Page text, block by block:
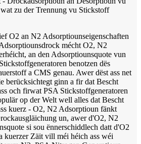
zu der Trennung vu Stickstoff
O2 an N2 Adsorptiounseigenschaften
mécht O2, N2
an den Adsorptiounsquote vun
benotzen dës
a CMS genau. Awer dëst ass net
berücksichtegt ginn a fir dat Bescht
och firwat PSA Stickstoffgeneratoren
op der Welt well alles dat Bescht
kuerz - O2, N2 Adsorptioun fänkt
un, awer d'O2, N2
si sou ënnerschiddlech datt d'O2
kuerzer Zäit vill méi héich ass wéi